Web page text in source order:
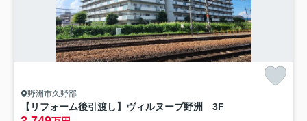
野洲市久野部
【リフォーム後引渡し】ヴィルヌーブ野洲 3F